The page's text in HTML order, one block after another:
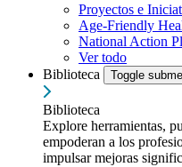
Proyectos e
Age-Friendly
National Action
Ver todo
Biblioteca
Toggle
Biblioteca
Explore herramientas,
empoderan a los
impulsar mejoras